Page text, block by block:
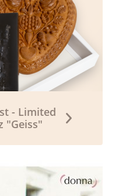
- Limited
"Geiss"